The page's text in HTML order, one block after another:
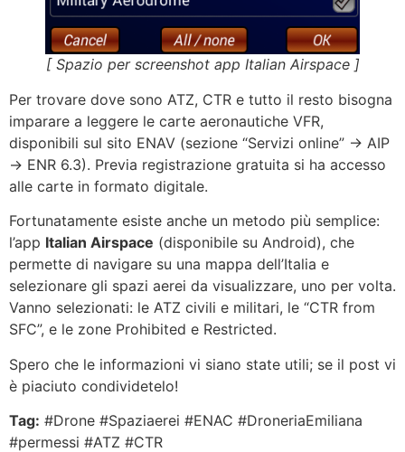
[ Spazio per screenshot app Italian Airspace ]
Per trovare dove sono ATZ, CTR e tutto il resto bisogna
imparare a leggere le carte aeronautiche VFR,
disponibili sul sito ENAV (sezione “Servizi online” → AIP
→ ENR 6.3). Previa registrazione gratuita si ha accesso
alle carte in formato digitale.
Fortunatamente esiste anche un metodo più semplice:
l’app Italian Airspace (disponibile su Android), che
permette di navigare su una mappa dell’Italia e
selezionare gli spazi aerei da visualizzare, uno per volta.
Vanno selezionati: le ATZ civili e militari, le “CTR from
SFC”, e le zone Prohibited e Restricted.
Spero che le informazioni vi siano state utili; se il post vi
è piaciuto condividetelo!
Tag: #Drone #Spaziaerei #ENAC #DroneriaEmiliana
#permessi #ATZ #CTR